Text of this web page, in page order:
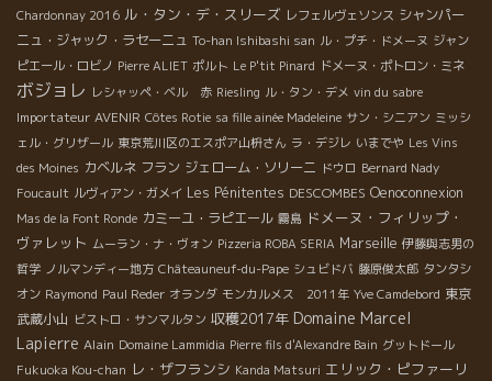
Chardonnay 2016 ル・タン・デ・スリーズ レフェルヴェソンス シャンパー
ニュ・ジャック・ラセーニュ To-han Ishibashi san ル・プチ・ドメーヌ ジャン
ピエール・ロビノ Pierre ALIET ポルト Le P'tit Pinard ドメーヌ・ポトロン・ミネ
ボジョレ レシャッペ・ベル 赤 Riesling ル・タン・デメ vin du sabre
Importateur AVENIR Côtes Rotie sa fille ainée Madeleine サン・シニアン ミッシ
ェル・グリザール 東京荒川区のエスポア山枡さん ラ・デジレ いまでや Les Vins
des Moines カベルネ フラン ジェローム・ソリーニ ドウロ Bernard Nady
Foucault ルヴィアン・ガメイ Les Pénitentes DESCOMBES Oenoconnexion
Mas de la Font Ronde カミーユ・ラピエール 霧島 ドメーヌ・フィリップ・
ヴァレット ムーラン・ナ・ヴォン Pizzeria ROBA SERIA Marseille 伊藤與志男の
哲学 ノルマンディー地方 Châteauneuf-du-Pape シュビドバ 藤原俊太郎 タンタシ
オン Raymond Paul Reder オランダ モンカルメス 2011年 Yve Camdebord 東京
武蔵小山 ビストロ・サンマルタン 収穫2017年 Domaine Marcel
Lapierre Alain Domaine Lammidia Pierre fils d'Alexandre Bain グットドール
Fukuoka Kou-chan レ・ザフランシ Kanda Matsuri エリック・ピファーリ